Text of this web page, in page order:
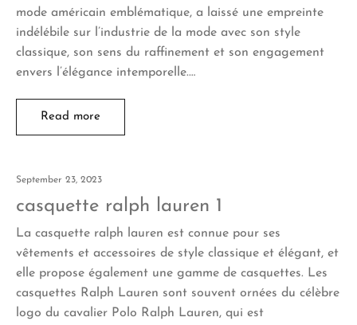
mode américain emblématique, a laissé une empreinte
indélébile sur l’industrie de la mode avec son style
classique, son sens du raffinement et son engagement
envers l’élégance intemporelle.…
Read more
September 23, 2023
casquette ralph lauren 1
La casquette ralph lauren est connue pour ses
vêtements et accessoires de style classique et élégant, et
elle propose également une gamme de casquettes. Les
casquettes Ralph Lauren sont souvent ornées du célèbre
logo du cavalier Polo Ralph Lauren, qui est